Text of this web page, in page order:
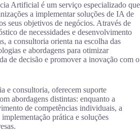
Artificial é um serviço especializado que
a implementar soluções de IA de
seus objetivos de negócios. Através de
de necessidades e desenvolvimento
a consultoria orienta na escolha das
e abordagens para otimizar
de decisão e promover a inovação com o
e consultoria, oferecem suporte
abordagens distintas: enquanto a
de competências individuais, a
prática e soluções